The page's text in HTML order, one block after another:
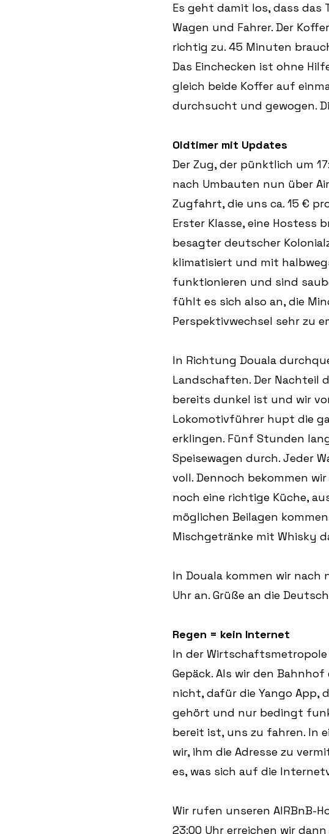
Es geht damit los, dass das
Wagen und Fahrer. Der
richtig zu. 45 Minuten
Das Einchecken ist ohne
gleich beide Koffer auf
durchsucht und gewogen.
Oldtimer mit Updates
Der Zug, der pünktlich um
nach Umbauten nun über
Zugfahrt, die uns ca. 15 €
Erster Klasse, eine Hostess
besagter deutscher
klimatisiert und mit
funktionieren und sind
fühlt es sich also an, die
Perspektivwechsel sehr zu
In Richtung Douala
Landschaften. Der Nachteil
bereits dunkel ist und wir
Lokomotivführer hupt die
erklingen. Fünf Stunden
Speisewagen durch. Jeder
voll. Dennoch bekommen
noch eine richtige Küche,
möglichen Beilagen
Mischgetränke mit Whisky
In Douala kommen wir
Uhr an. Grüße an die
Regen = kein Internet
In der
Gepäck. Als wir den
nicht, dafür die Yango App,
gehört und nur bedingt
bereit ist, uns zu fahren. In
wir, ihm die Adresse zu
es, was sich auf die
Wir rufen unseren AIRBnB-
23:00 Uhr erreichen wir